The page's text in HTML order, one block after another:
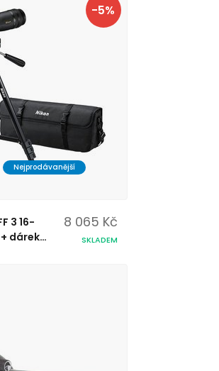
-5%
Nejprodávanější
3 16-
dárek
8 065 Kč
SKLADEM